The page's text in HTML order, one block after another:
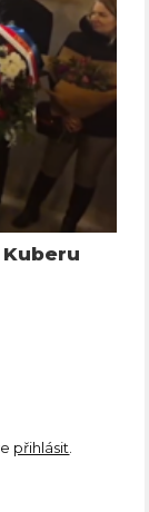
Kuberu
přihlásit